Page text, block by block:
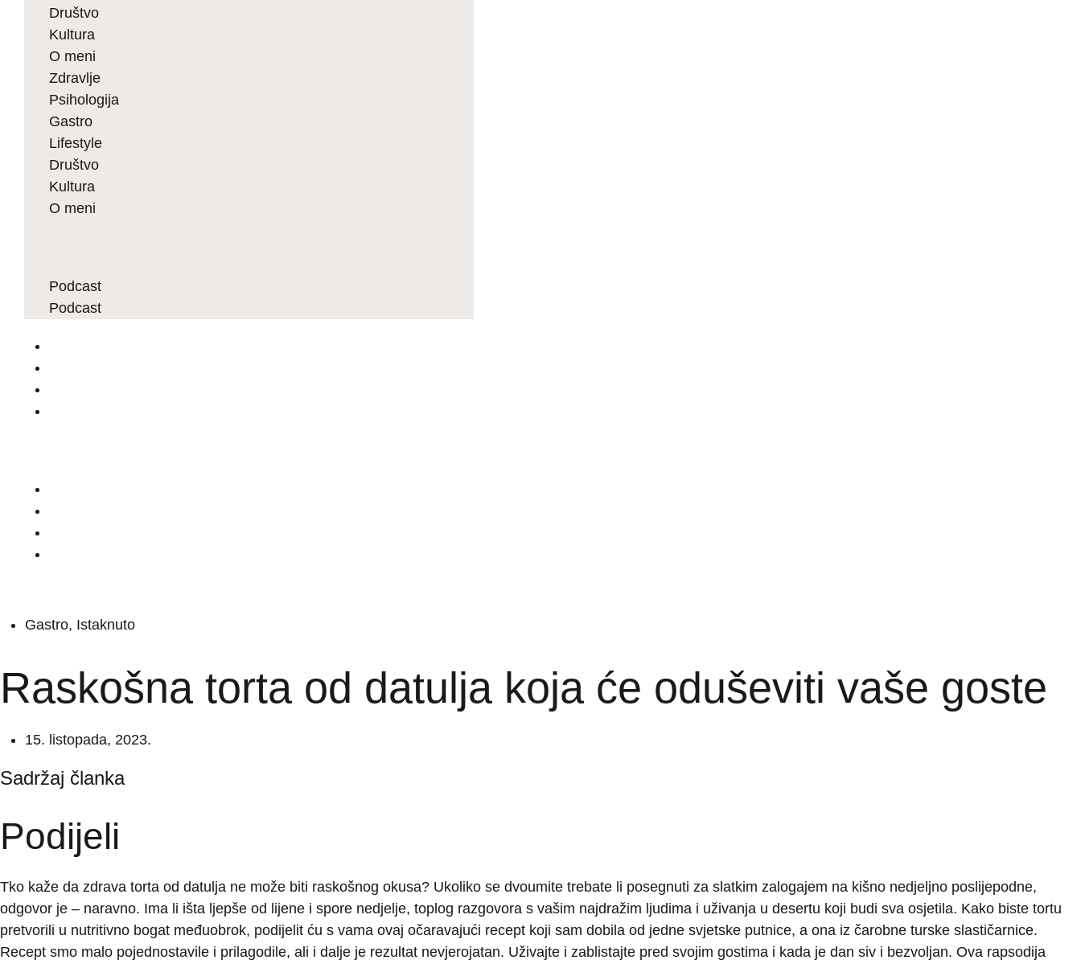
Društvo
Kultura
O meni
Zdravlje
Psihologija
Gastro
Lifestyle
Društvo
Kultura
O meni
Podcast
Podcast
Gastro, Istaknuto
Raskošna torta od datulja koja će oduševiti vaše goste
15. listopada, 2023.
Sadržaj članka
Podijeli
Tko kaže da zdrava torta od datulja ne može biti raskošnog okusa? Ukoliko se dvoumite trebate li posegnuti za slatkim zalogajem na kišno nedjeljno poslijepodne,
odgovor je – naravno. Ima li išta ljepše od lijene i spore nedjelje, toplog razgovora s vašim najdražim ljudima i uživanja u desertu koji budi sva osjetila. Kako biste tortu
pretvorili u nutritivno bogat međuobrok, podijelit ću s vama ovaj očaravajući recept koji sam dobila od jedne svjetske putnice, a ona iz čarobne turske slastičarnice.
Recept smo malo pojednostavile i prilagodile, ali i dalje je rezultat nevjerojatan. Uživajte i zablistajte pred svojim gostima i kada je dan siv i bezvoljan. Ova rapsodija